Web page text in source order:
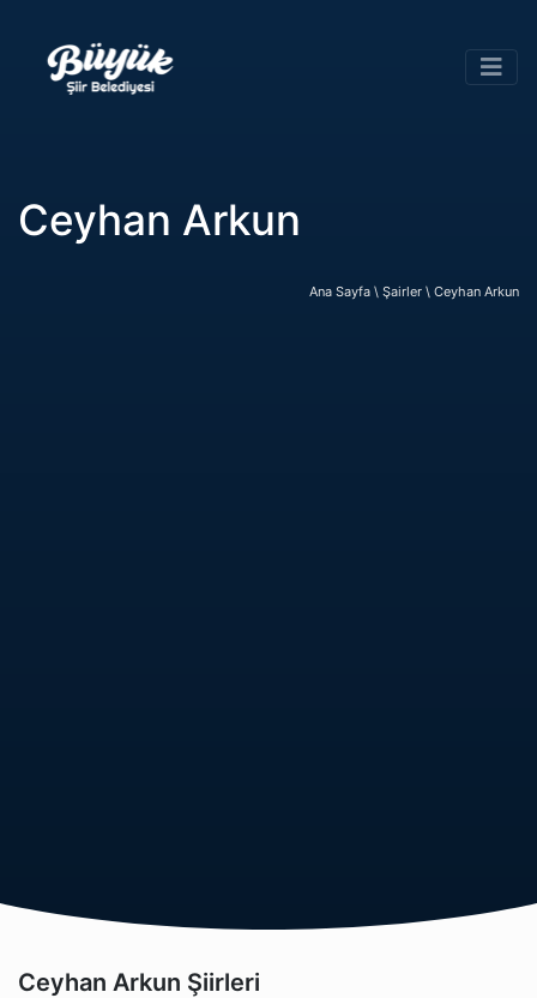
Ceyhan Arkun
Ana Sayfa \ Şairler \ Ceyhan Arkun
Ceyhan Arkun Şiirleri